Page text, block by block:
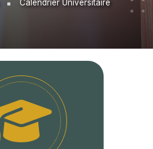
Calendrier Universitaire